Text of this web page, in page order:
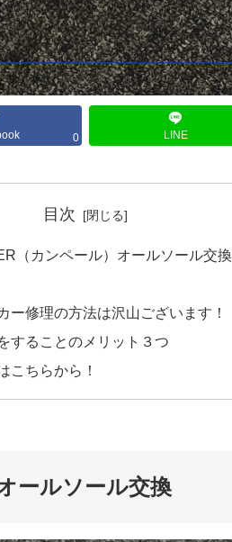
0 LINE
目次
（カンペール）オールソール交換
ー修理の方法は沢山ございます！
することのメリット３つ
こちらから！
ールソール交換